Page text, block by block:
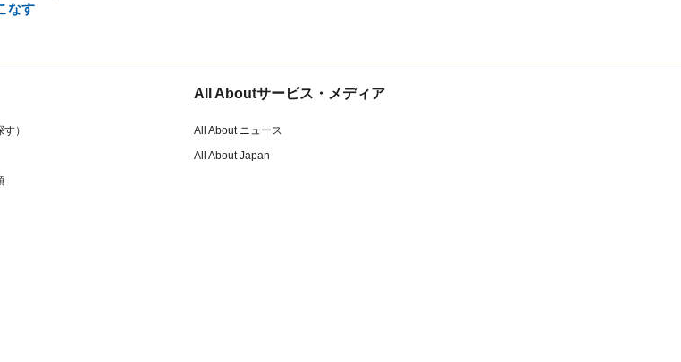
なす
）
All Aboutサービス・メディア
All About ニュース
All About Japan